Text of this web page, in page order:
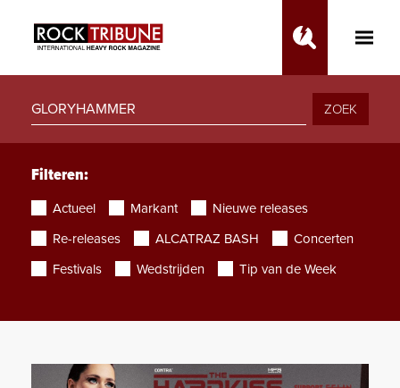
Toggle
ZOEK
Filteren:
Actueel Markant
Nieuwe releases
Re-releases
ALCATRAZ BASH
Concerten
Festivals
Wedstrijden Tip van de Week